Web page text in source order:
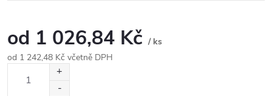
od 1 026,84 Kč / ks
od 1 242,48 Kč včetně DPH